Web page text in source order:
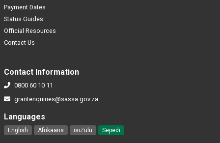
Payment Dates
Status Guides
Official Resources
Contact Us
Contact Information
0800 60 10 11
grantenquiries@sassa.gov.za
Languages
English Afrikaans isiZulu Sepedi